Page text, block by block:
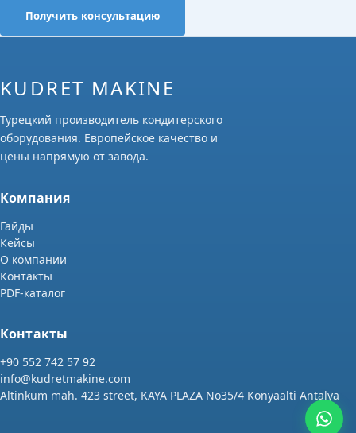
Получить консультацию
KUDRET MAKINE
Турецкий производитель кондитерского
оборудования. Европейское качество и
цены напрямую от завода.
Компания
Гайды
Кейсы
О компании
Контакты
PDF-каталог
Контакты
+90 552 742 57 92
info@kudretmakine.com
Altinkum mah. 423 street, KAYA PLAZA No35/4 Konyaalti Antalya